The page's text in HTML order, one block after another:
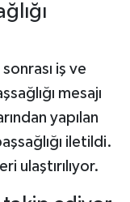
iş ve
mesajı
yapılan
iletildi.
ulaştırılıyor.